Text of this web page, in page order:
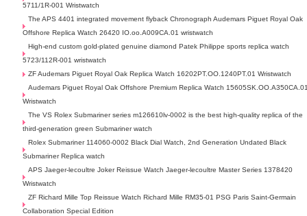
5711/1R-001 Wristwatch
The APS 4401 integrated movement flyback Chronograph Audemars Piguet Royal Oak
Offshore Replica Watch 26420 IO.oo.A009CA.01 wristwatch
High-end custom gold-plated genuine diamond Patek Philippe sports replica watch
5723/112R-001 wristwatch
ZF Audemars Piguet Royal Oak Replica Watch 16202PT.OO.1240PT.01 Wristwatch
Audemars Piguet Royal Oak Offshore Premium Replica Watch
Wristwatch
The VS Rolex Submariner series m126610lv-0002 is the best high-quality replica of the
third-generation green Submariner watch
Rolex Submariner 114060-0002 Black Dial Watch, 2nd Generation Undated Black
Submariner Replica watch
APS Jaeger-lecoultre Joker Reissue Watch Jaeger-lecoultre Master Series 1378420
Wristwatch
ZF Richard Mille Top Reissue Watch Richard Mille RM35-01 PSG Paris Saint-Germain
Collaboration Special Edition